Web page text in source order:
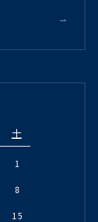
土
1
8
15